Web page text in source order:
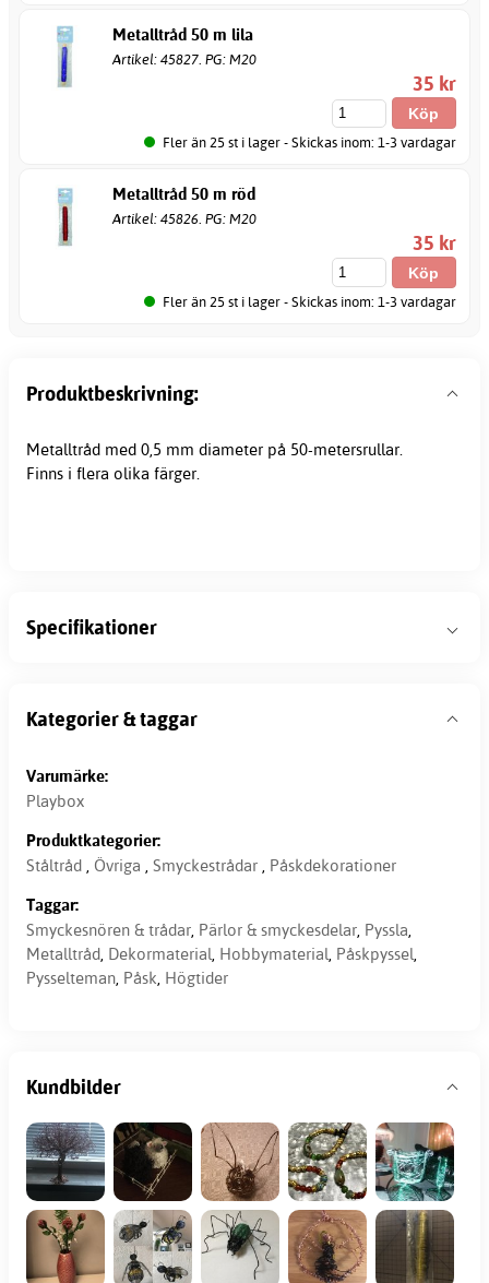
Metalltråd 50 m lila
Artikel: 45827. PG: M20
35 kr
Fler än 25 st i lager - Skickas inom: 1-3 vardagar
Metalltråd 50 m röd
Artikel: 45826. PG: M20
35 kr
Fler än 25 st i lager - Skickas inom: 1-3 vardagar
Produktbeskrivning:
Metalltråd med 0,5 mm diameter på 50-metersrullar.
Finns i flera olika färger.
Specifikationer
Kategorier & taggar
Varumärke:
Playbox
Produktkategorier:
Ståltråd , Övriga , Smyckestrådar , Påskdekorationer
Taggar:
Smyckesnören & trådar, Pärlor & smyckesdelar, Pyssla,
Metalltråd, Dekormaterial, Hobbymaterial, Påskpyssel,
Pysselteman, Påsk, Högtider
Kundbilder